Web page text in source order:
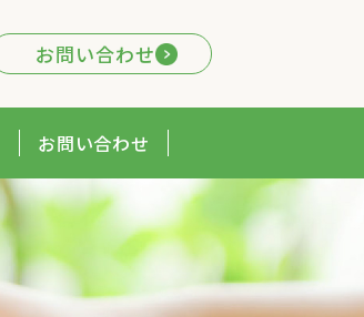
お問い合わせ
お問い合わせ